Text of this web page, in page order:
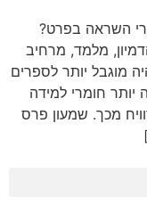
השראה בפרט?
מלמד, מרחיב
מוגבל יותר לספרים
יותר חומרי למידה
מכך. שמעון פרס